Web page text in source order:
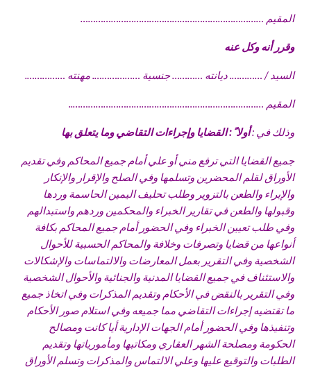
المقيم ………………………………………………………………
وقرر أنه وكل عنه
السيد / …………. ديانته ………… جنسية ………………. مهنته …………….
المقيم …………………………………………………………………..
وذلك في :أولا ً : القضايا وإجراءات التقاضي وما يتعلق بها
جميع القضايا التي ترفع مني أو علي أمام جميع المحاكم وفي تقديم
الأوراق لقلم المحضرين وتسلمها وفي الصلح والإقرار والإنكار
والإبراء والطعن بالتزوير وطلب تحليف اليمين الحاسمة وردها
وقبولها والطعن في تقارير الخبراء والمحكمين وردهم واستبدالهم
وفي طلب تعيين الخبراء وفي الحضور أمام جميع المحاكم بكافة
أنواعها من قضايا وتصرفات وخلافة والمحاكم الحسبية للأحوال
الشخصية وفي التقرير بعمل المعارضات والالتماسات والإشكالات
والاستئناف في جميع القضايا المدنية والجنائية والأحوال الشخصية
وفي التقرير بالنقض في الأحكام وتقديم المذكرات وفي اتخاذ جميع
ما تقتضيه إجراءات التقاضي مما جميعه وفي استلام صور الأحكام
وتنفيذها وفي الحضور أمام الجهات الإدارية أيا كانت ومصالح
الحكومة ومصلحة الشهر العقاري ومكاتبها ومأمورياتها وتقديم
الطلبات والتوقيع عليها وعلي الالتماس والمذكرات وتسلم الأوراق